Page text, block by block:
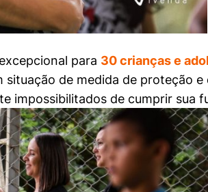
para 30crianças e
de medida de proteção
impossibilitados de cumprir sua